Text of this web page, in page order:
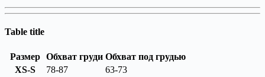
Table title
Размер Обхват груди Обхват под грудью
XS-S
78-87
63-73